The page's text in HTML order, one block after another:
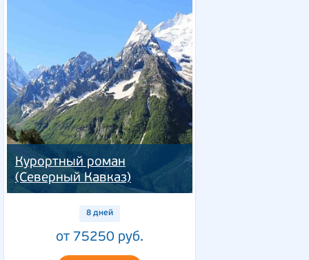
Курортный роман
(Северный Кавказ)
8 дней
от 75250 руб.